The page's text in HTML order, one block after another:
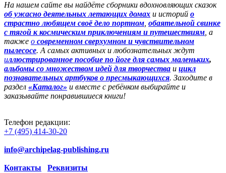
На нашем сайте вы найдёте сборники вдохновляющих сказок
об ужасно деятельных летающих домах и историй о
страстно любящем своё дело портном обаятельной свинке
с тягой к космическим приключениям и путешествиям , а
также о современном сверхумном и чувствительном
пылесосе. А самых активных и любознательных ждут
иллюстрированное пособие по йоге для самых маленьких,
альбомы со множеством идей для творчества и цикл
познавательных артбуков о пресмыкающихся. Заходите в
раздел «Каталог» и вместе с ребёнком выбирайте и
заказывайте понравившиеся книги!
Телефон редакции:
+7 (495) 414-30-20
info@archipelag-publishing.ru
Контакты Реквизиты